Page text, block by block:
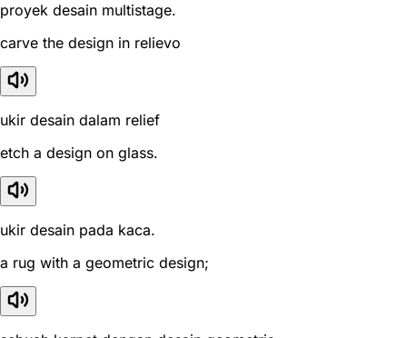
proyek desain multistage.
carve the design in relievo
ukir desain dalam relief
etch a design on glass.
ukir desain pada kaca.
a rug with a geometric design;